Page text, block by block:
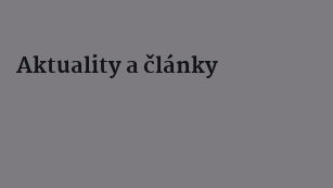
Aktuality a články